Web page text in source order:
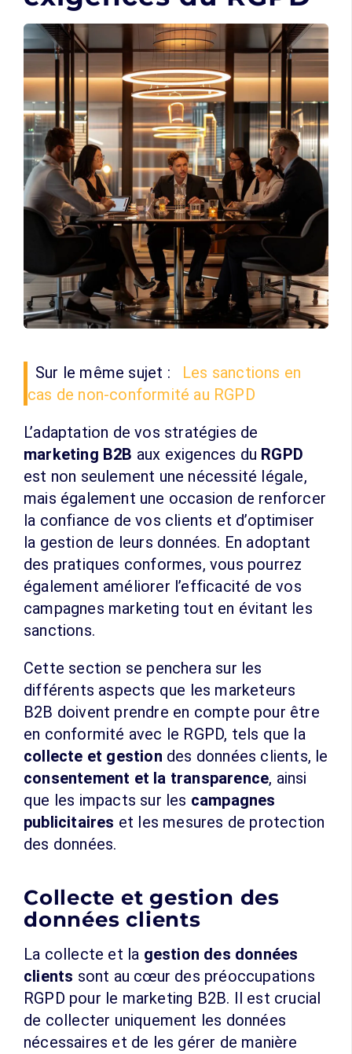
Sur le même sujet :
Les sanctions en
cas de non-conformité au RGPD
L’adaptation de vos stratégies de
marketing B2B aux exigences du RGPD
est non seulement une nécessité légale,
mais également une occasion de renforcer
la confiance de vos clients et d’optimiser
la gestion de leurs données. En adoptant
des pratiques conformes, vous pourrez
également améliorer l’efficacité de vos
campagnes marketing tout en évitant les
sanctions.
Cette section se penchera sur les
différents aspects que les marketeurs
B2B doivent prendre en compte pour être
en conformité avec le RGPD, tels que la
collecte et gestion des données clients, le
consentement et la transparence, ainsi
que les impacts sur les campagnes
publicitaires et les mesures de protection
des données.
Collecte et gestion des
données clients
La collecte et la gestion des données
clients sont au cœur des préoccupations
RGPD pour le marketing B2B. Il est crucial
de collecter uniquement les données
nécessaires et de les gérer de manière